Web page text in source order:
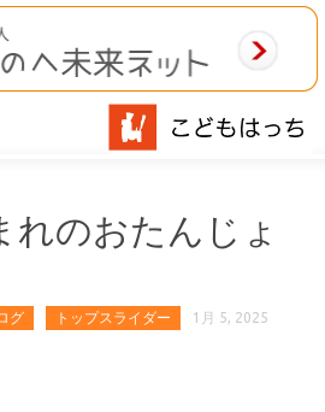
れのおたんじょ
グ トップスライダー 1月 5, 2025